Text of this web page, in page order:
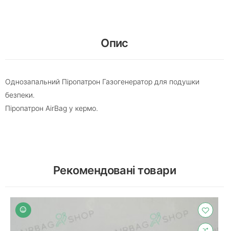
Опис
Однозапальний Піропатрон Газогенератор для подушки
безпеки.
Піропатрон AirBag у кермо.
Рекомендовані товари